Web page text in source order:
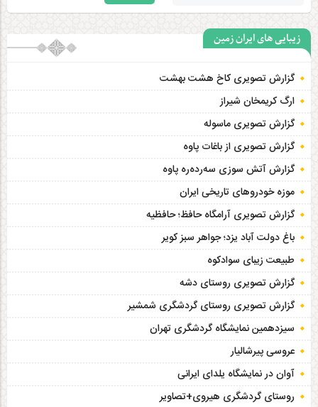
زیبایی های ایران زمین
گزارش تصویری کاخ هشت‌ بهشت
ارگ کریمخان شیراز
گزارش تصویری ماسوله
گزارش تصویری از باغات پاوه
گزارش آتش سوزی سەردەرە پاوه
موزه خودروهای تاریخی ایران
گزارش تصویری آرامگاه حافظ؛ حافظیه‎
باغ دولت آباد یزد؛ جواهر سبز کویر
طبیعت زیبای سوادکوه
گزارش تصویری روستای دشه
گزارش تصویری روستای گردشگری شمشیر
سیزدهمین نمایشگاه گردشگری تهران
عروسی پیرشالیار
آوان در نمایشگاه یلدای ایرانی
روستای گردشگری هیروی+تصاویر